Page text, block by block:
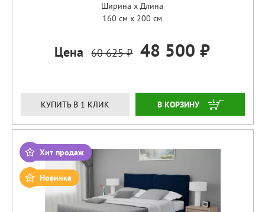
Ширина x Длина
160 см x 200 см
Цена 60 625 ₽ 48 500 ₽
КУПИТЬ В 1 КЛИК ЗАКАЗАТЬ
Хит продаж
Новинка